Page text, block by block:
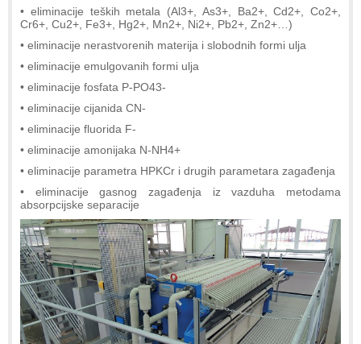
• eliminacije teških metala (Al3+, As3+, Ba2+, Cd2+, Co2+,
Cr6+, Cu2+, Fe3+, Hg2+, Mn2+, Ni2+, Pb2+, Zn2+…)
• eliminacije nerastvorenih materija i slobodnih formi ulja
• eliminacije emulgovanih formi ulja
• eliminacije fosfata P-PO43-
• eliminacije cijanida CN-
• eliminacije fluorida F-
• eliminacije amonijaka N-NH4+
• eliminacije parametra HPKCr i drugih parametara zagađenja
• eliminacije gasnog zagađenja iz vazduha metodama
absorpcijske separacije